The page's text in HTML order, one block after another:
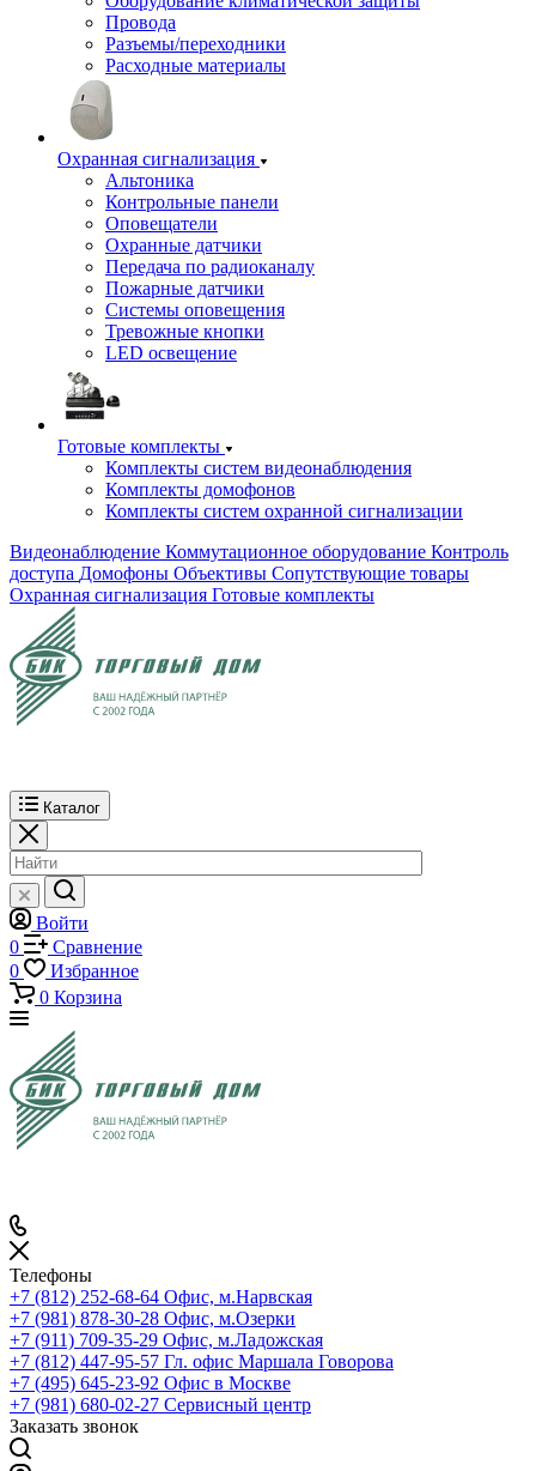
Провода
Разъемы/переходники
Расходные материалы
Охранная сигнализация
Альтоника
Контрольные панели
Оповещатели
Охранные датчики
Передача по радиоканалу
Пожарные датчики
Системы оповещения
Тревожные кнопки
LED освещение
Готовые комплекты
Комплекты систем видеонаблюдения
Комплекты домофонов
Комплекты систем охранной сигнализации
Видеонаблюдение Коммутационное оборудование Контроль
доступа Домофоны Объективы Сопутствующие товары
Охранная сигнализация Готовые комплекты
Каталог
Войти
0
Сравнение
0
Избранное
0 Корзина
Телефоны
+7 (812) 252-68-64 Офис, м.Нарвская
+7 (981) 878-30-28 Офис, м.Озерки
+7 (911) 709-35-29 Офис, м.Ладожская
+7 (812) 447-95-57 Гл. офис Маршала Говорова
+7 (495) 645-23-92 Офис в Москве
+7 (981) 680-02-27 Сервисный центр
Заказать звонок